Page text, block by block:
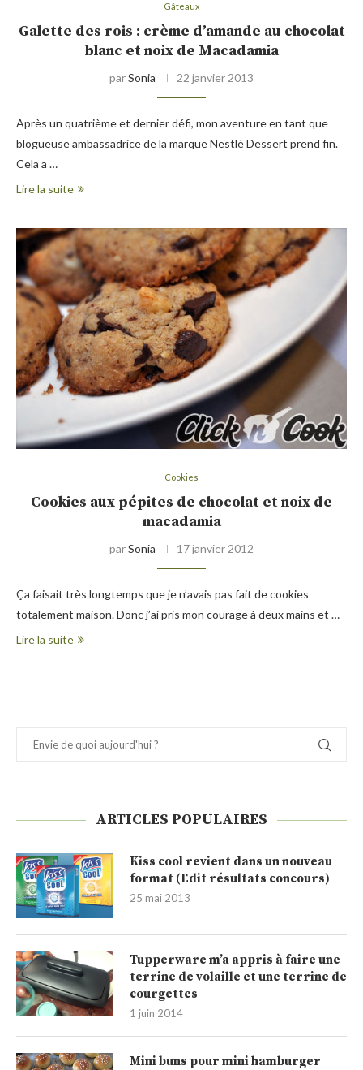
Gâteaux
Galette des rois : crème d’amande au chocolat
blanc et noix de Macadamia
parSonia 22 janvier 2013
Après un quatrième et dernier défi, mon aventure en tant que
blogueuse ambassadrice de la marque Nestlé Dessert prend fin.
Cela a …
Lire la suite
Cookies
Cookies aux pépites de chocolat et noix de
macadamia
parSonia 17 janvier 2012
Ça faisait très longtemps que je n’avais pas fait de cookies
totalement maison. Donc j’ai pris mon courage à deux mains et …
Lire la suite
ARTICLES POPULAIRES
Kiss cool revient dans un nouveau
format (Edit résultats concours)
25 mai 2013
Tupperware m’a appris à faire une
terrine de volaille et une terrine de
courgettes
1 juin 2014
Mini buns pour mini hamburger